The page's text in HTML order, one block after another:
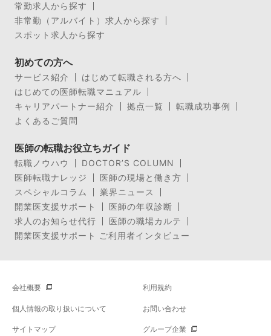
常勤求人から探す
非常勤（アルバイト）求人から探す
スポット求人から探す
初めての方へ
サービス紹介
はじめて転職される方へ
はじめての医師転職マニュアル
キャリアパートナー紹介
拠点一覧
転職成功事例
よくあるご質問
医師の転職お役立ちガイド
転職ノウハウ
DOCTOR’S COLUMN
医師転職ナレッジ
医師の現場と働き方
スペシャルコラム
業界ニュース
開業医支援サポート
医師の年収診断
求人のお知らせ代行
医師の職場カルテ
開業医支援サポート ご利用者インタビュー
会社概要 利用規約
個人情報の取り扱いについて お問い合わせ
サイトマップ グループ企業